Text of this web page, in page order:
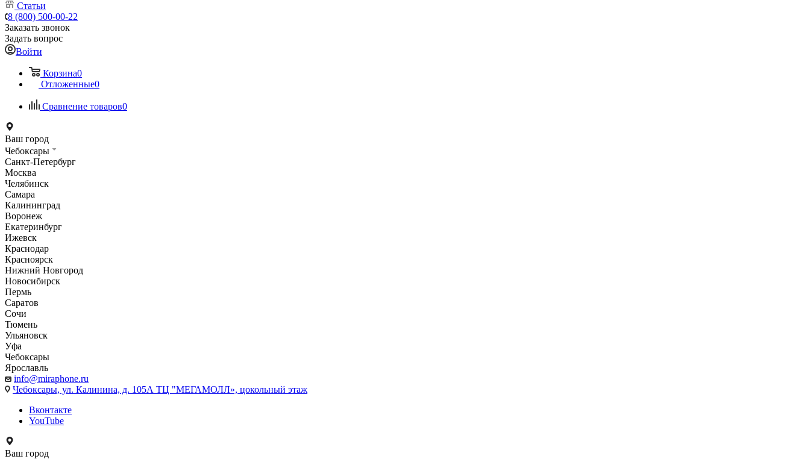
Статьи
8 (800) 500-00-22
Заказать звонок
Задать вопрос
Войти
Корзина0
Отложенные0
Сравнение товаров0
Ваш город
Чебоксары
Санкт-Петербург
Москва
Челябинск
Самара
Калининград
Воронеж
Екатеринбург
Ижевск
Краснодар
Красноярск
Нижний Новгород
Новосибирск
Пермь
Саратов
Сочи
Тюмень
Ульяновск
Уфа
Чебоксары
Ярославль
info@miraphone.ru
Чебоксары, ул. Калинина, д. 105А ТЦ "МЕГАМОЛЛ», цокольный этаж
Вконтакте
YouTube
Ваш город